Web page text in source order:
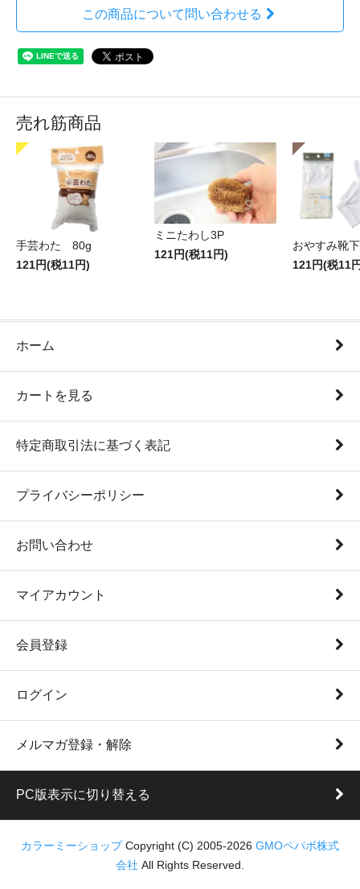
この商品について問い合わせる
売れ筋商品
手芸わた 80g
121円(税11円)
ミニたわし3P
121円(税11円)
おやすみ靴下
121円(税11
ホーム
カートを見る
特定商取引法に基づく表記
プライバシーポリシー
お問い合わせ
マイアカウント
会員登録
ログイン
メルマガ登録・解除
PC版表示に切り替える
カラーミーショップ Copyright (C) 2005-2026 GMOペパボ株式
会社 All Rights Reserved.